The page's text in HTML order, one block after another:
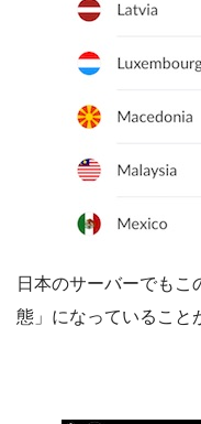
日本のサーバーでもこ
態」になっていること